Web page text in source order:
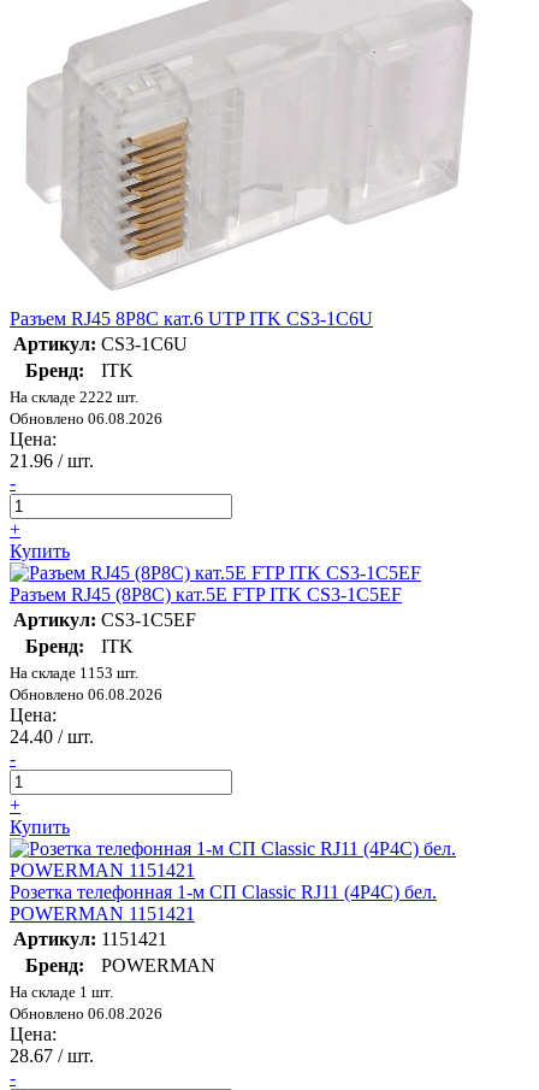
Разъем RJ45 8P8C кат.6 UTP ITK CS3-1C6U
Артикул: CS3-1C6U
Бренд:
ITK
На складе 2222 шт.
Обновлено 06.08.2026
Цена:
21.96 / шт.
-
+
Купить
Разъем RJ45 (8P8C) кат.5E FTP ITK CS3-1C5EF
Артикул: CS3-1C5EF
Бренд:
ITK
На складе 1153 шт.
Обновлено 06.08.2026
Цена:
24.40 / шт.
-
+
Купить
Розетка телефонная 1-м СП Classic RJ11 (4P4C) бел.
POWERMAN 1151421
Артикул: 1151421
Бренд:
POWERMAN
На складе 1 шт.
Обновлено 06.08.2026
Цена:
28.67 / шт.
-